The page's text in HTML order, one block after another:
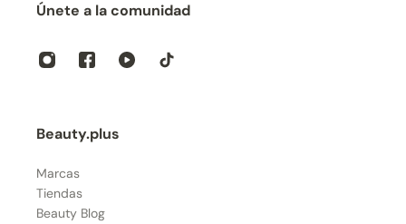
Únete a la comunidad
Beauty.plus
Marcas
Tiendas
Beauty Blog